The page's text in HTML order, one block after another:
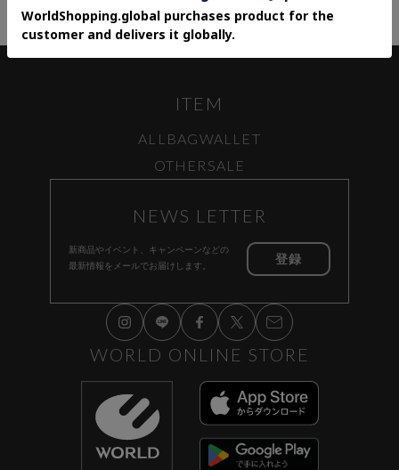
ITEM
ALL BAGWALLET
OTHER SALE
NEWS LETTER
新商品やイベント、キャンペーンなどの
最新情報をメールでお届けします。
登録
WORLD ONLINE STORE